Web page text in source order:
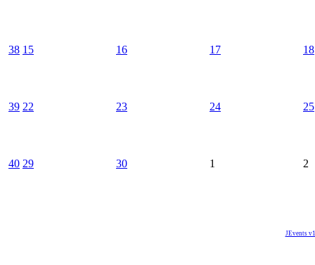
38 15 16 17 18
39 22 23 24 25
40 29 30 1 2
JEvents